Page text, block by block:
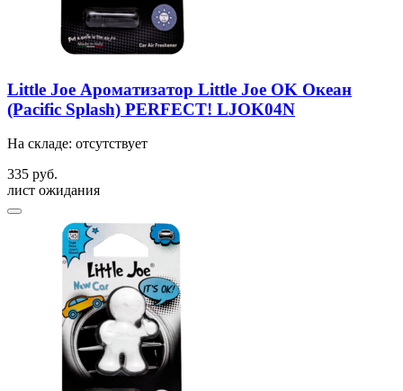
Little Joe Ароматизатор Little Joe OK Океан
(Pacific Splash) PERFECT! LJOK04N
На складе: отсутствует
335 руб.
лист ожидания